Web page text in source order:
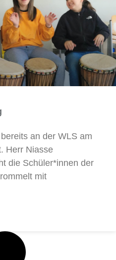
an der WLS am
Herr Niasse
die Schüler*innen der
mit